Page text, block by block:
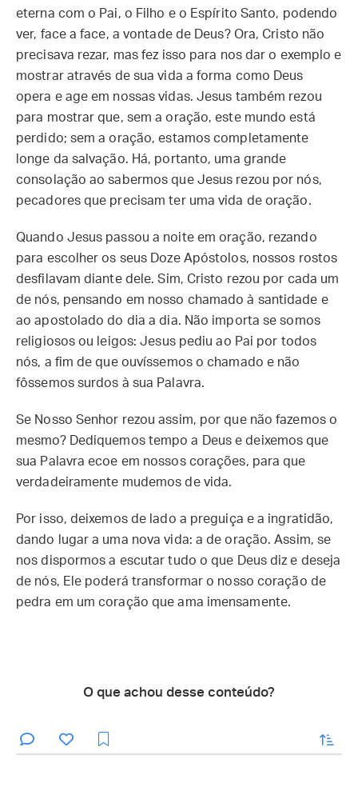
eterna com o Pai, o Filho e o Espírito Santo, podendo
ver, face a face, a vontade de Deus? Ora, Cristo não
precisava rezar, mas fez isso para nos dar o exemplo e
mostrar através de sua vida a forma como Deus
opera e age em nossas vidas. Jesus também rezou
para mostrar que, sem a oração, este mundo está
perdido; sem a oração, estamos completamente
longe da salvação. Há, portanto, uma grande
consolação ao sabermos que Jesus rezou por nós,
pecadores que precisam ter uma vida de oração.
Quando Jesus passou a noite em oração, rezando
para escolher os seus Doze Apóstolos, nossos rostos
desfilavam diante dele. Sim, Cristo rezou por cada um
de nós, pensando em nosso chamado à santidade e
ao apostolado do dia a dia. Não importa se somos
religiosos ou leigos: Jesus pediu ao Pai por todos
nós, a fim de que ouvíssemos o chamado e não
fôssemos surdos à sua Palavra.
Se Nosso Senhor rezou assim, por que não fazemos o
mesmo? Dediquemos tempo a Deus e deixemos que
sua Palavra ecoe em nossos corações, para que
verdadeiramente mudemos de vida.
Por isso, deixemos de lado a preguiça e a ingratidão,
dando lugar a uma nova vida: a de oração. Assim, se
nos dispormos a escutar tudo o que Deus diz e deseja
de nós, Ele poderá transformar o nosso coração de
pedra em um coração que ama imensamente.
O que achou desse conteúdo?
enviar